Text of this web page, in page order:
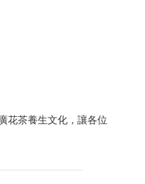
花茶養生文化，讓各位